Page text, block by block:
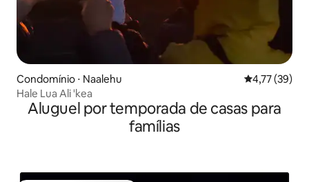
Condomínio ⋅ Naalehu 4,77 de uma
4,77 (39)
Hale Lua Ali 'kea
Aluguel por temporada de casas para
famílias